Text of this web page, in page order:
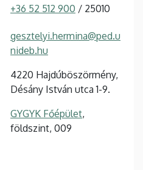
+36 52 512 900 / 25010
gesztelyi.hermina@ped.u
nideb.hu
4220 Hajdúböszörmény,
Désány István utca 1-9.
GYGYK Főépület,
földszint, 009